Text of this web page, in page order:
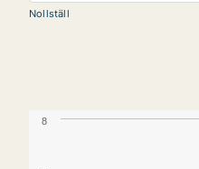
Nollställ
8